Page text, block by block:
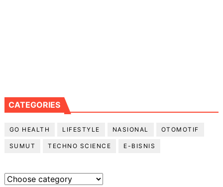
CATEGORIES
GO HEALTH LIFESTYLE NASIONAL OTOMOTIF
SUMUT TECHNO SCIENCE E-BISNIS